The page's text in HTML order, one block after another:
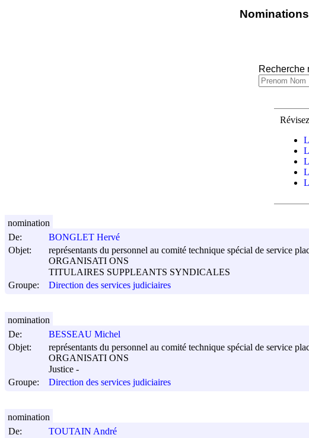
Recherche
De:
BONGLET Hervé
Objet:
représentants du personnel au comité technique spécial de service
ORGANISATI ONS
TITULAIRES SUPPLEANTS SYNDICALES
Groupe:
Direction des services judiciaires
nomination
De:
BESSEAU Michel
Objet:
représentants du personnel au comité technique spécial de service
ORGANISATI ONS
Justice -
Groupe:
Direction des services judiciaires
nomination
De:
TOUTAIN André
nomination